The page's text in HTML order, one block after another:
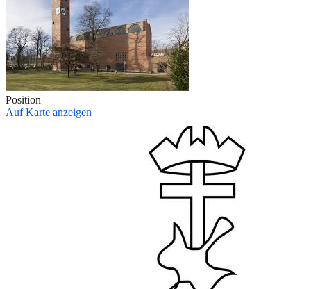
Position
Auf Karte anzeigen